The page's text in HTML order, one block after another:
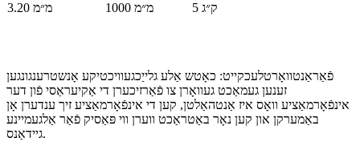
3.20 מ״מ
1000 מ״מ
5 ק״ג
פֿאַראַנטוואָרטלעכקייט: כאָטש אַלע גלייַכגעוויכטיקע אָנשטרענגונגען
זענען געמאַכט געוואָרן צו פֿאַרזיכערן די אַקיעראַסי פֿון דער
אינפֿאָרמאַציע וואָס איז אַנטהאַלטן, קען די אינפֿאָרמאַציע זיך ענדערן אָן
באַמערקן און קען נאָר באַטראַכט ווערן ווי פּאַסיק פֿאַר אַלגעמיינע
גיידאַנס.